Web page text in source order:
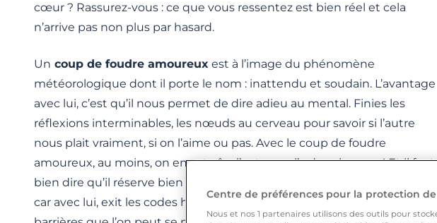
cœur ? Rassurez-vous : ce que vous ressentez est bien réel et cela
n’arrive pas non plus par hasard.
Un coup de foudre amoureux est à l’image du phénomène
météorologique dont il porte le nom : inattendu et soudain. L’avantage
avec lui, c’est qu’il nous permet de dire adieu au mental. Finies les
réflexions interminables, les nœuds au cerveau pour savoir si l’autre
nous plait vraiment, si on l’aime ou pas. Avec le coup de foudre
amoureux, au moins, on en est sûr : l’autre, on l’a dans la peau ! Et il faut
bien dire qu’il réserve bien des surprises ce coup de foudre amoureux,
car avec lui, exit les codes habituels, les conventions sociales et autres
Centre de préférences pour la protection
Nous et nos 1 partenaires utilisons des outils pour